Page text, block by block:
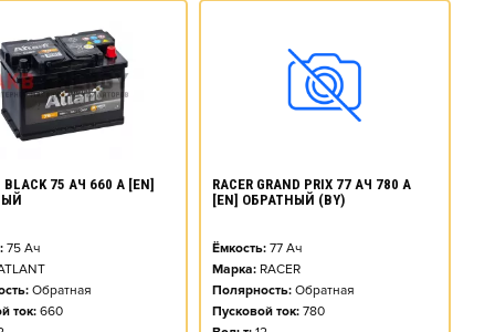
BLACK 75 АЧ 660 А [EN]
75Ач
Обратная
ток: 660
RACER GRAND PRIX 77 АЧ 780 А
[EN] ОБРАТНЫЙ (BY)
Ёмкость: 77Ач
Марка: RACER
Полярность: Обратная
Пусковой ток: 780